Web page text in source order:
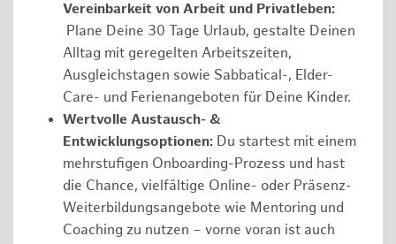
Vereinbarkeit von Arbeit und Privatleben:
Plane Deine 30 Tage Urlaub, gestalte Deinen
Alltag mit geregelten Arbeitszeiten,
Ausgleichstagen sowie Sabbatical-, Elder-
Care- und Ferienangeboten für Deine Kinder.
Wertvolle Austausch- &
Entwicklungsoptionen: Du startest mit einem
mehrstufigen Onboarding-Prozess und hast
die Chance, vielfältige Online- oder Präsenz-
Weiterbildungsangebote wie Mentoring und
Coaching zu nutzen – vorne voran ist auch